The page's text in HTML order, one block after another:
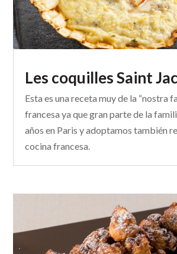
Les coquilles Saint
Esta es una receta muy de la “nostra
francesa ya que gran parte de la
años en Paris y adoptamos también
cocina francesa.